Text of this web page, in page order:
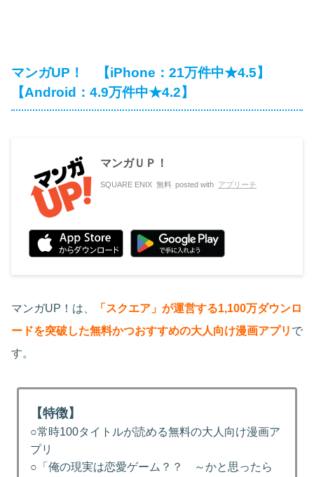
マンガUP！ 【iPhone：21万件中★4.5】
【Android：4.9万件中★4.2】
マンガＵＰ！
SQUARE ENIX 無料 posted with アプリーチ
マンガUP！は、
「スクエア」が運営する1,100万ダウンロ
ードを突破した無料かつおすすめの大人向け漫画アプリ で
す。
【特徴】
○常時100タイトルが読める無料の大人向け漫画ア
プリ
○「俺の現実は恋愛ゲーム？？ ～かと思ったら